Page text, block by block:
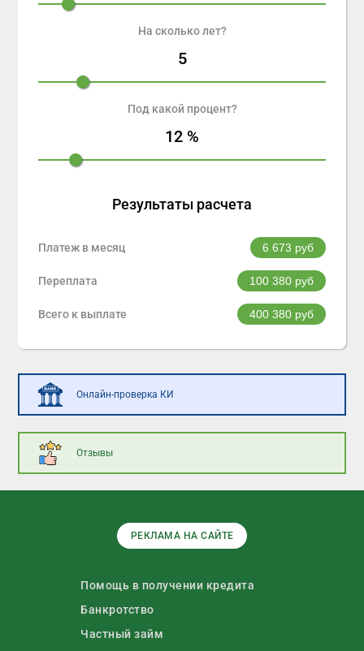
На сколько лет?
5
Под какой процент?
12 %
Результаты расчета
Платеж в месяц 6 673 руб
Переплата 100 380руб
Всего к выплате 400 380руб
Онлайн-проверка КИ
Отзывы
РЕКЛАМА НА САЙТЕ
Помощь в получении кредита
Банкротство
Частный займ